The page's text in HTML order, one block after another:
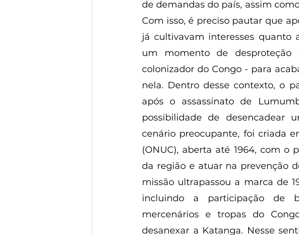
de demandas do país, assim
Com isso, é preciso pautar que
já cultivavam interesses quanto
um momento de
colonizador do Congo - para
nela. Dentro desse contexto, o
após o assassinato de
possibilidade de desencadear
cenário preocupante, foi criada
(ONUC), aberta até 1964, com o
da região e atuar na prevenção
missão ultrapassou a marca de
incluindo a participação de
mercenários e tropas do
desanexar a Katanga. Nesse